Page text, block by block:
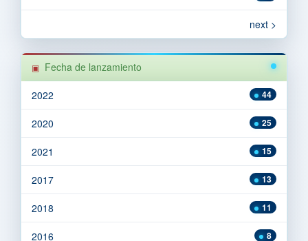
next >
Fecha de lanzamiento
44
2022
25
2020
15
2021
13
2017
11
2018
8
2016